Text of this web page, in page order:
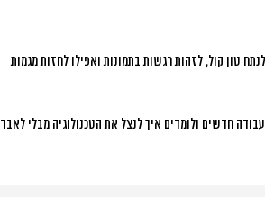
מערכות שיכולות לנתח טון קול, לזהות רגשות בתמונות ואפילו לחזות מגמות
חדשים ולומדים איך לנצל את הטכנולוגיה מבלי לאבד